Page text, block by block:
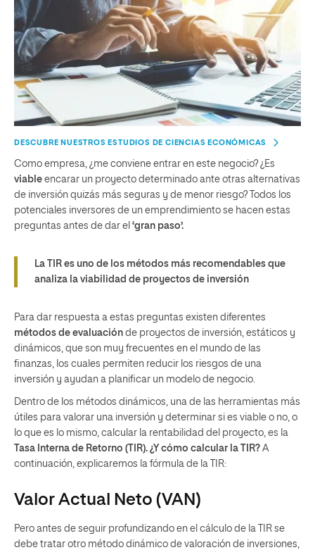
DESCUBRE NUESTROS ESTUDIOS DE CIENCIAS ECONÓMICAS
Como empresa, ¿me conviene entrar en este negocio? ¿Es
viable encarar un proyecto determinado ante otras alternativas
de inversión quizás más seguras y de menor riesgo? Todos los
potenciales inversores de un emprendimiento se hacen estas
preguntas antes de dar el ‘gran paso’.
La TIR es uno de los métodos más recomendables que
analiza la viabilidad de proyectos de inversión
Para dar respuesta a estas preguntas existen diferentes
métodos de evaluación de proyectos de inversión, estáticos y
dinámicos, que son muy frecuentes en el mundo de las
finanzas, los cuales permiten reducir los riesgos de una
inversión y ayudan a planificar un modelo de negocio.
Dentro de los métodos dinámicos, una de las herramientas más
útiles para valorar una inversión y determinar si es viable o no, o
lo que es lo mismo, calcular la rentabilidad del proyecto, es la
Tasa Interna de Retorno (TIR). ¿Y cómo calcular la TIR? A
continuación, explicaremos la fórmula de la TIR:
Valor Actual Neto (VAN)
Pero antes de seguir profundizando en el cálculo de la TIR se
debe tratar otro método dinámico de valoración de inversiones,